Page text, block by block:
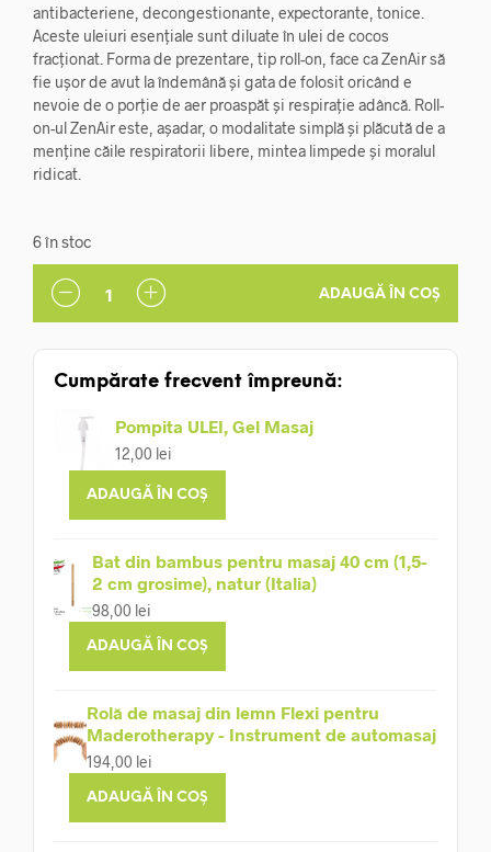
antibacteriene, decongestionante, expectorante, tonice.
Aceste uleiuri esențiale sunt diluate în ulei de cocos
fracționat. Forma de prezentare, tip roll-on, face ca ZenAir să
fie ușor de avut la îndemână și gata de folosit oricând e
nevoie de o porție de aer proaspăt și respirație adâncă. Roll-
on-ul ZenAir este, așadar, o modalitate simplă și plăcută de a
menține căile respiratorii libere, mintea limpede și moralul
ridicat.
6 în stoc
ADAUGĂ ÎN COȘ
Cumpărate frecvent împreună:
Pompita ULEI, Gel Masaj
12,00 lei
ADAUGĂ ÎN COȘ
Bat din bambus pentru masaj 40 cm (1,5-
2 cm grosime), natur (Italia)
98,00 lei
ADAUGĂ ÎN COȘ
Rolă de masaj din lemn Flexi pentru
Maderotherapy - Instrument de automasaj
194,00 lei
ADAUGĂ ÎN COȘ